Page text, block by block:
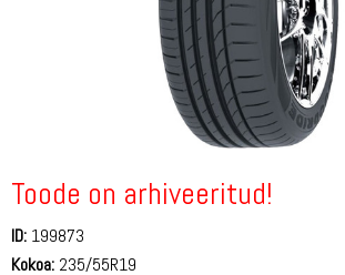
Toode on arhiveeritud!
ID: 199873
Kokoa: 235/55R19